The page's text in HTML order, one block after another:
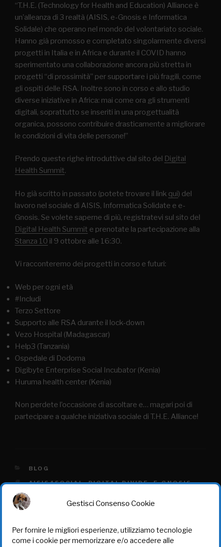
Gestisci Consenso Cookie
Per fornire le migliori esperienze, utilizziamo tecnologie
come i cookie per memorizzare e/o accedere alle
“T.H.E. (Technology for Health and Education) Alliance è
un’alleanza di 3 realtà (AISIS, e-Gnosis e Informatica
Solidale) che operano nel mondo del volontariato sociale.
Hanno già promosso e completato singolarmente diversi
progetti in Italia e in Africa e durante il COVID hanno
sperimentato una collaborazione ancora più stretta in
progetti “di prossimità” per supportare i più fragili, come
gli ospiti delle RSA. Inoltre sono in corso e allo studio
diverse iniziative in Africa: mai come ora gli strumenti
digitali, soprattutto se inseriti in una progettualità
organica, possono contribuire drasticamente a migliorare
le condizioni di vita delle persone!”
Prendo queste righe introduttive dal sito del Digital
Health Summit.
Ho già scritto in passato (potete trovare il link qui) del
lavoro nel sociale di AISIS, Informatica Solidate e e-
Gnosis. Se volete saperne di più, registratevi sul sito del
Digital Health Summit e prenotate la partecipazione alla
Stanza 10 il 9 ottobre alle 16:30.
Vi racconteremo dei progetti in corso e futuri:
Web per ogni età
#Includi
Terzo Settore
Supporto alle RSA durante il lock-down
Vezo Hospital (Madagascar)
Help3 (Tanzania)
Ospedale di Dodoma
Digibyte Enterprise Social Incubator (Kenia)
Huruma health center (Kenia)
Non perdete l’occasione di ascoltare e… magari poi di
partecipare a qualche iniziativa sociale di T.H.E. Alliance!
BLOG
AISIS4SOCIAL,DIGITAL DIVIDE,E-GNOSIS,